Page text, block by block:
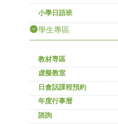
小學日語班
學生專區
教材専區
虚擬教室
日會話課程預約
年度行事暦
諮詢